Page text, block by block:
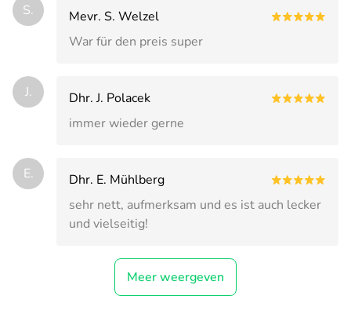
S.
Mevr. S. Welzel
War für den preis super
J.
Dhr. J. Polacek
immer wieder gerne
E.
Dhr. E. Mühlberg
sehr nett, aufmerksam und es ist auch lecker
und vielseitig!
Meer weergeven